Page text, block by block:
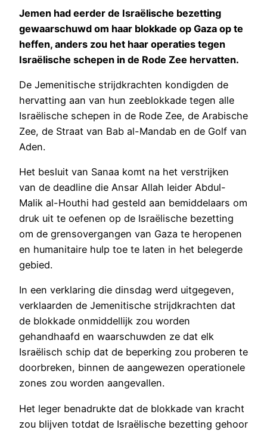
Jemen had eerder de Israëlische bezetting
gewaarschuwd om haar blokkade op Gaza op te
heffen, anders zou het haar operaties tegen
Israëlische schepen in de Rode Zee hervatten.
De Jemenitische strijdkrachten kondigden de
hervatting aan van hun zeeblokkade tegen alle
Israëlische schepen in de Rode Zee, de Arabische
Zee, de Straat van Bab al-Mandab en de Golf van
Aden.
Het besluit van Sanaa komt na het verstrijken
van de deadline die Ansar Allah leider Abdul-
Malik al-Houthi had gesteld aan bemiddelaars om
druk uit te oefenen op de Israëlische bezetting
om de grensovergangen van Gaza te heropenen
en humanitaire hulp toe te laten in het belegerde
gebied.
In een verklaring die dinsdag werd uitgegeven,
verklaarden de Jemenitische strijdkrachten dat
de blokkade onmiddellijk zou worden
gehandhaafd en waarschuwden ze dat elk
Israëlisch schip dat de beperking zou proberen te
doorbreken, binnen de aangewezen operationele
zones zou worden aangevallen.
Het leger benadrukte dat de blokkade van kracht
zou blijven totdat de Israëlische bezetting gehoor